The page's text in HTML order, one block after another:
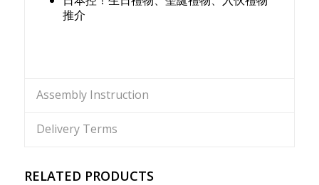
推介
Assembly Instruction
Delivery Terms
RELATED PRODUCTS